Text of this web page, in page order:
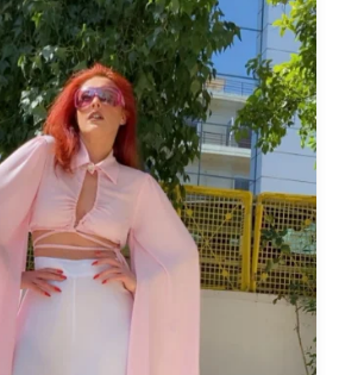
(1)
(1)
(1)
(3)
(1)
(5)
(15)